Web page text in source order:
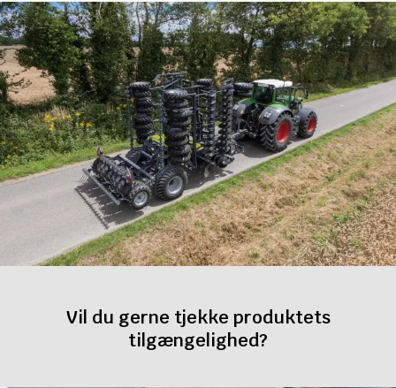
Vil du gerne tjekke produktets
tilgængelighed?